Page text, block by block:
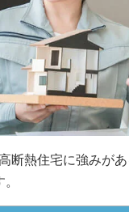
断熱住宅に強みが